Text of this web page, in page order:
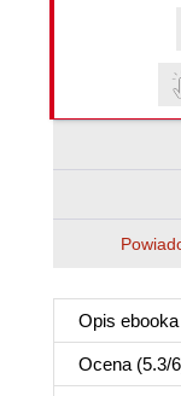
Opis ebooka
Ocena (5.3/6